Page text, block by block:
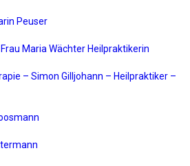
Peuser
Maria Wächter Heilpraktikerin
– Simon Gilljohann – Heilpraktiker –